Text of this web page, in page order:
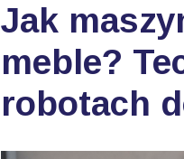
Jak
meble?
robotach